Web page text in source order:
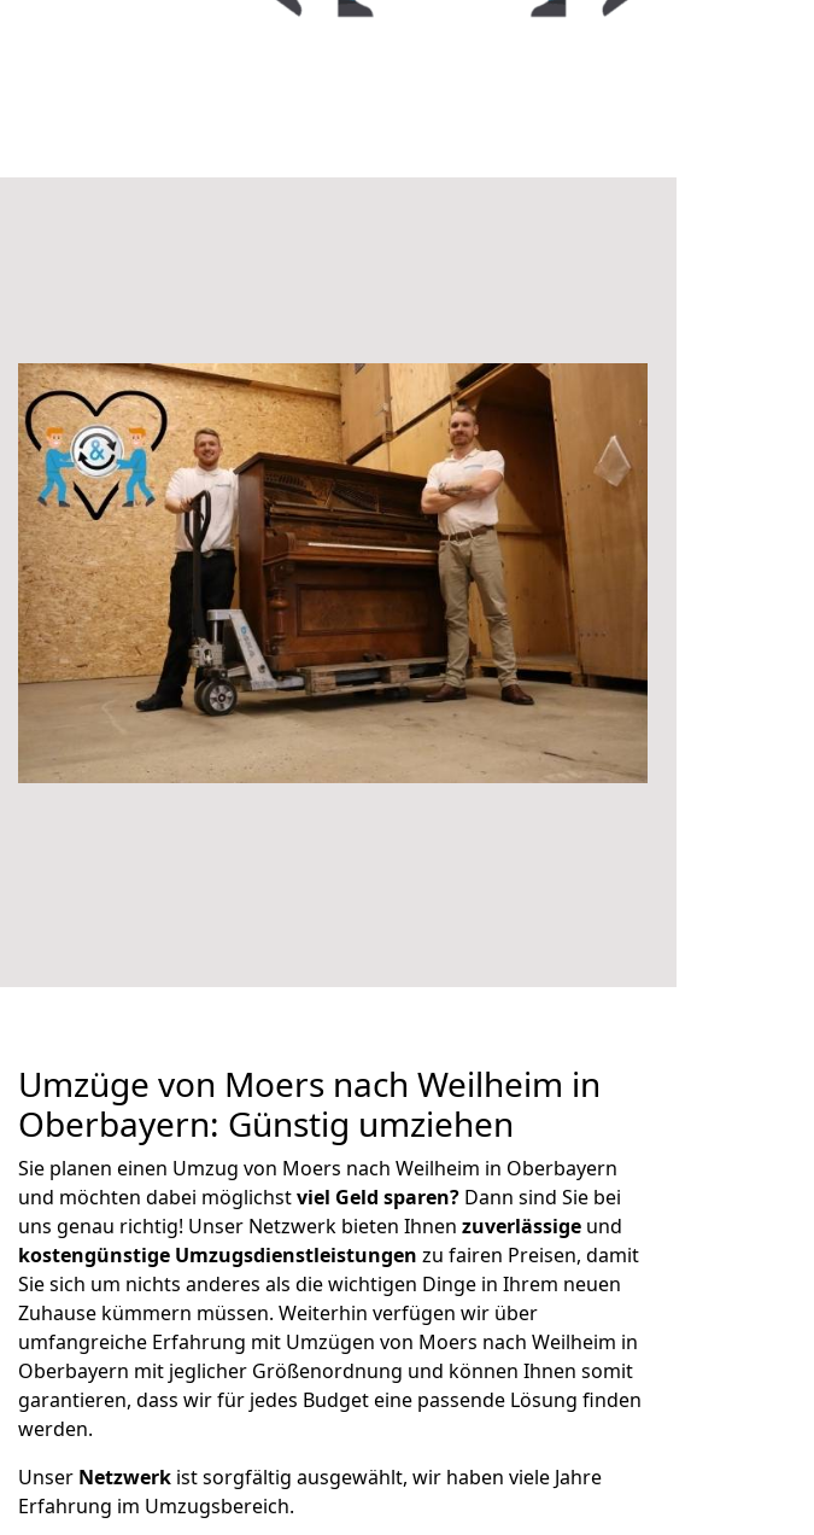
Umzüge von Moers nach Weilheim in
Oberbayern: Günstig umziehen
Sie planen einen Umzug von Moers nach Weilheim in Oberbayern
und möchten dabei möglichstviel Geld sparen? Dann sind Sie bei
uns genau richtig! Unser Netzwerk bieten Ihnen zuverlässige und
kostengünstige Umzugsdienstleistungen zu fairen Preisen, damit
Sie sich um nichts anderes als die wichtigen Dinge in Ihrem neuen
Zuhause kümmern müssen. Weiterhin verfügen wir über
umfangreiche Erfahrung mit Umzügen von Moers nach Weilheim in
Oberbayern mit jeglicher Größenordnung und können Ihnen somit
garantieren, dass wir für jedes Budget eine passende Lösung finden
werden.
Unser Netzwerk ist sorgfältig ausgewählt, wir haben viele Jahre
Erfahrung im Umzugsbereich.